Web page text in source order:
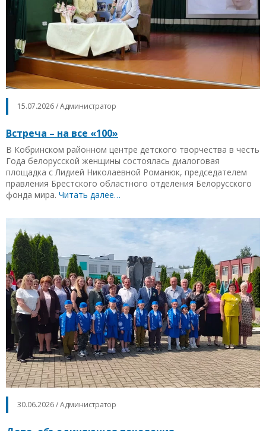
15.07.2026 / Администратор
Встреча – на все «100»
В Кобринском районном центре детского творчества в честь
Года белорусской женщины состоялась диалоговая
площадка с Лидией Николаевной Романюк, председателем
правления Брестского областного отделения Белорусского
фонда мира. Читать далее…
30.06.2026 / Администратор